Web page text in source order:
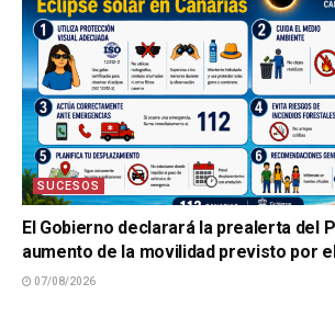
SUCESOS
El Gobierno declarará la prealerta del
aumento de la movilidad previsto por
07/08/2026